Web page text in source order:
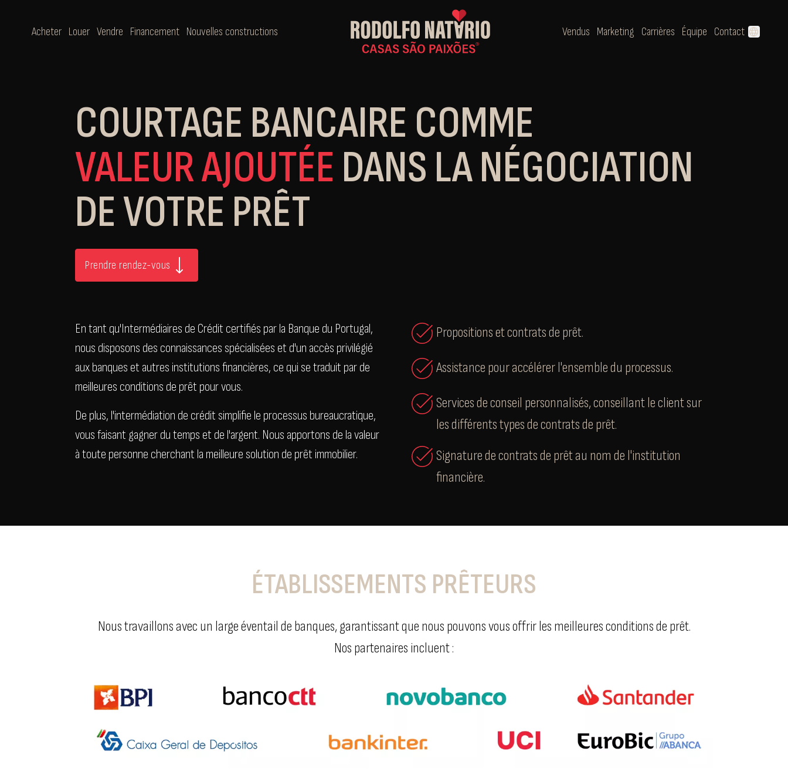
Acheter Louer Vendre Financement Nouvelles constructions Vendus Marketing Carrières Équipe Contact language
COURTAGE BANCAIRE COMME
VALEUR AJOUTÉE DANS LA NÉGOCIATION
DE VOTRE PRÊT
Prendre rendez-vous
En tant qu'Intermédiaires de Crédit certifiés par la Banque du Portugal,
nous disposons des connaissances spécialisées et d'un accès privilégié
aux banques et autres institutions financières, ce qui se traduit par de
meilleures conditions de prêt pour vous.
De plus, l'intermédiation de crédit simplifie le processus bureaucratique,
vous faisant gagner du temps et de l'argent. Nous apportons de la valeur
à toute personne cherchant la meilleure solution de prêt immobilier.
Propositions et contrats de prêt.
Assistance pour accélérer l'ensemble du processus.
Services de conseil personnalisés, conseillant le client sur
les différents types de contrats de prêt.
Signature de contrats de prêt au nom de l'institution
financière.
ÉTABLISSEMENTS PRÊTEURS
Nous travaillons avec un large éventail de banques, garantissant que nous pouvons vous offrir les meilleures conditions de prêt.
Nos partenaires incluent :